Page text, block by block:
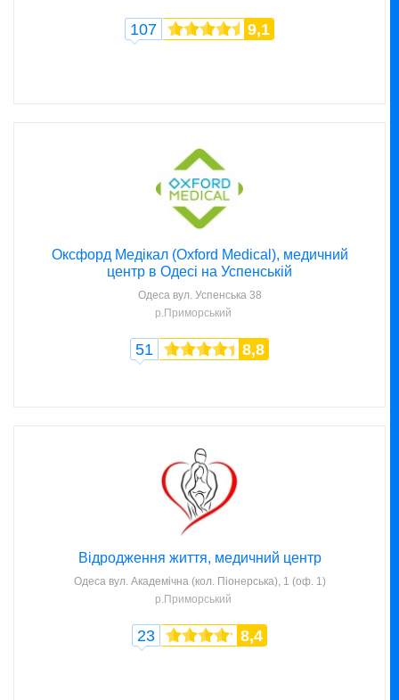
107 9,1
Оксфорд Медікал (Oxford Medical), медичний
центр в Одесі на Успенській
Одеса вул. Успенська 38
р.Приморський
51 8,8
Відродження життя, медичний центр
Одеса вул. Академічна (кол. Піонерська), 1 (оф. 1)
р.Приморський
23 8,4